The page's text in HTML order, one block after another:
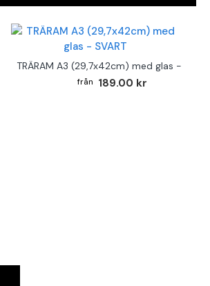
TRÄRAM A3 (29,7x42cm) med glas -
189.00 kr